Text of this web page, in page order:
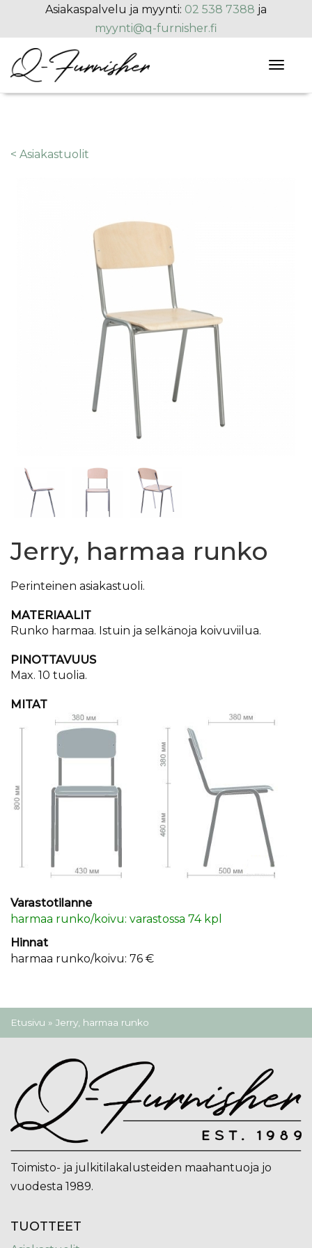
Hyppää pääsisältöön
Asiakaspalvelu ja myynti: 02 538 7388 ja
myynti@q-furnisher.fi
< Asiakastuolit
Jerry, harmaa runko
Perinteinen asiakastuoli.
MATERIAALIT
Runko harmaa. Istuin ja selkänoja koivuviilua.
PINOTTAVUUS
Max. 10 tuolia.
MITAT
Varastotilanne
harmaa runko/koivu: varastossa 74 kpl
Hinnat
harmaa runko/koivu: 76 €
Olet täällä
Etusivu » Jerry, harmaa runko
Toimisto- ja julkitilakalusteiden maahantuoja jo
vuodesta 1989.
TUOTTEET